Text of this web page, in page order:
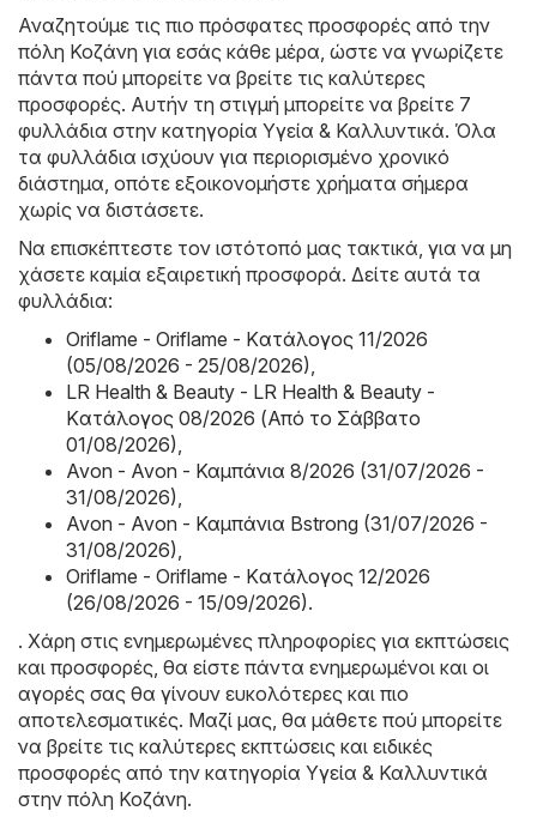
Αναζητούμε τις πιο πρόσφατες προσφορές από την
πόλη Κοζάνη για εσάς κάθε μέρα, ώστε να γνωρίζετε
πάντα πού μπορείτε να βρείτε τις καλύτερες
προσφορές. Αυτήν τη στιγμή μπορείτε να βρείτε 7
φυλλάδια στην κατηγορία Υγεία & Καλλυντικά. Όλα
τα φυλλάδια ισχύουν για περιορισμένο χρονικό
διάστημα, οπότε εξοικονομήστε χρήματα σήμερα
χωρίς να διστάσετε.
Να επισκέπτεστε τον ιστότοπό μας τακτικά, για να μη
χάσετε καμία εξαιρετική προσφορά. Δείτε αυτά τα
φυλλάδια:
Oriflame - Oriflame - Kατάλογος 11/2026
(05/08/2026 - 25/08/2026)
LR Health & Beauty - LR Health & Beauty -
Kατάλογος 08/2026 (Από το Σάββατο
01/08/2026)
Avon - Avon - Καμπάνια 8/2026 (31/07/2026 -
31/08/2026)
Avon - Avon - Καμπάνια Bstrong (31/07/2026 -
31/08/2026)
Oriflame - Oriflame - Kατάλογος 12/2026
(26/08/2026 - 15/09/2026).
. Χάρη στις ενημερωμένες πληροφορίες για εκπτώσεις
και προσφορές, θα είστε πάντα ενημερωμένοι και οι
αγορές σας θα γίνουν ευκολότερες και πιο
αποτελεσματικές. Μαζί μας, θα μάθετε πού μπορείτε
να βρείτε τις καλύτερες εκπτώσεις και ειδικές
προσφορές από την κατηγορία Υγεία & Καλλυντικά
στην πόλη Κοζάνη.